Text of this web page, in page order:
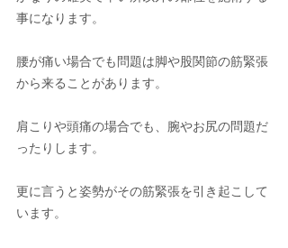
事になります。
腰が痛い場合でも問題は脚や股関節の筋緊張
から来ることがあります。
肩こりや頭痛の場合でも、腕やお尻の問題だ
ったりします。
更に言うと姿勢がその筋緊張を引き起こして
います。